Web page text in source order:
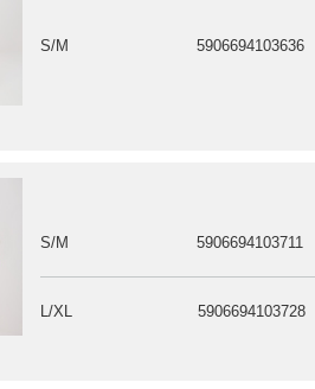
S/M 5906694103636
S/M 5906694103711
L/XL 5906694103728